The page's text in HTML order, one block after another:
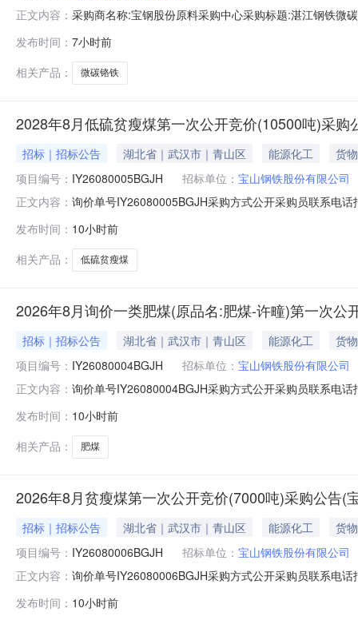
正文内容： 采购商名称:宝钢股份原料采购中心采购标题:湛江钢铁微
发布时间： 7小时前
相关产品：
微碳铬铁
2028年8月低硫贫瘦煤第一次公开竞价(10500吨)采购
招标｜招标公告 湖北省｜武汉市｜青山区 能源化工
货物
项目编号： IY26080005BGJH 招标单位： 宝山钢铁股份有限公司
正文内容： 询价单号IY26080005BGJH采购方式公开采购员联系电
证金额度：2000000.0元三、商务条款：定价说明：湿
发布时间： 10小时前
相关产品：
低硫贫瘦煤
2026年8月询价一类肥煤(原品名:肥煤-许疃)第一次
招标｜招标公告 湖北省｜武汉市｜青山区 能源化工
货物
项目编号： IY26080004BGJH 招标单位： 宝山钢铁股份有限公司
正文内容： 询价单号IY26080004BGJH采购方式公开采购员联系电
二、保证金额度：2000000.0元三、商务条款：定价说
发布时间： 10小时前
相关产品：
肥煤
2026年8月贫瘦煤第一次公开竞价(7000吨)采购公告(
招标｜招标公告 湖北省｜武汉市｜青山区 能源化工
货物
项目编号： IY26080006BGJH 招标单位： 宝山钢铁股份有限公司
正文内容： 询价单号IY26080006BGJH采购方式公开采购员联系电
度：2000000.0元三、商务条款：定价说明：湿公吨。
发布时间： 10小时前